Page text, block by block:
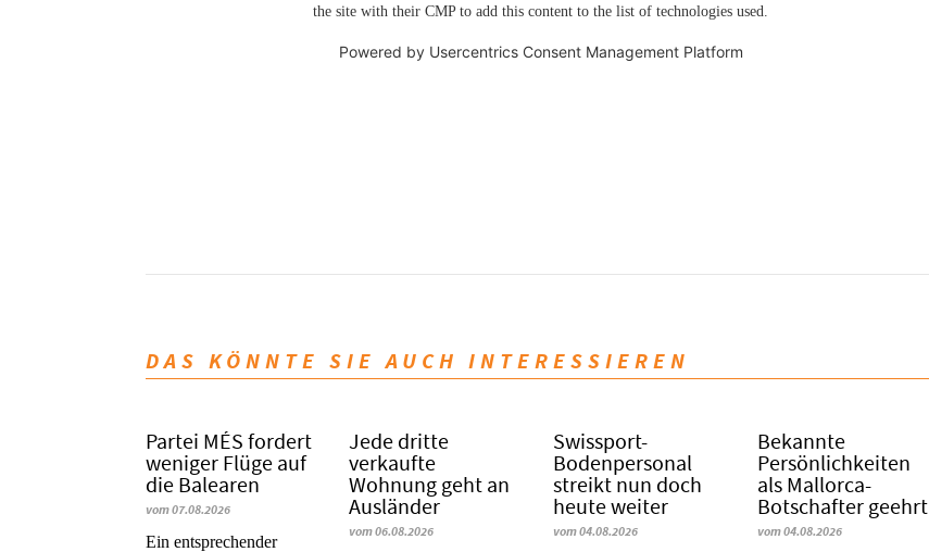
the site with their CMP to add this content to the list of technologies used.
Powered by Usercentrics Consent Management Platform
DAS KÖNNTE SIE AUCH INTERESSIEREN
Partei MÉS fordert
weniger Flüge auf
die Balearen
vom 07.08.2026
Ein entsprechender
Jede dritte
verkaufte
Wohnung geht an
Ausländer
vom 06.08.2026
Swissport-
Bodenpersonal
streikt nun doch
heute weiter
vom 04.08.2026
Bekannte
Persönlichkeiten
als Mallorca-
Botschafter geehrt
vom 04.08.2026